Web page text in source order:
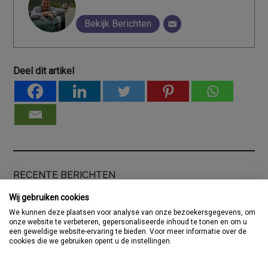
Bekijk Berichten
Deel dit artikel
RECENTE BERICHTEN
Oproep ANVR: check vóór vertrek altijd de actuele
reisinformatie
Just be Travellers verrijkt het Vakantie Festival met
kleinschalige maatwerkreizen
Wij gebruiken cookies
We kunnen deze plaatsen voor analyse van onze bezoekersgegevens, om
onze website te verbeteren, gepersonaliseerde inhoud te tonen en om u
een geweldige website-ervaring te bieden. Voor meer informatie over de
cookies die we gebruiken opent u de instellingen.